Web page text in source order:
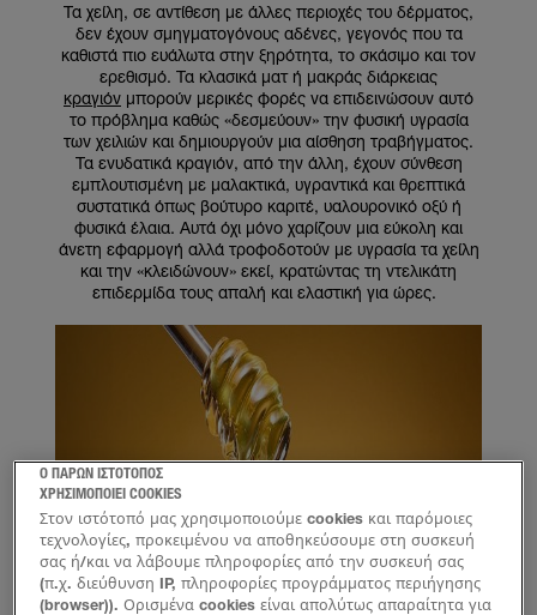
Τα χείλη, σε αντίθεση με άλλες περιοχές του δέρματος,
δεν έχουν σμηγματογόνους αδένες, γεγονός που τα
καθιστά πιο ευάλωτα στην ξηρότητα, το σκάσιμο και τον
ερεθισμό. Τα κλασικά ματ ή μακράς διάρκειας
κραγιόν μπορούν μερικές φορές να επιδεινώσουν αυτό
το πρόβλημα καθώς «δεσμεύουν» την φυσική υγρασία
των χειλιών και δημιουργούν μια αίσθηση τραβήγματος.
Τα ενυδατικά κραγιόν, από την άλλη, έχουν σύνθεση
εμπλουτισμένη με μαλακτικά, υγραντικά και θρεπτικά
συστατικά όπως βούτυρο καριτέ, υαλουρονικό οξύ ή
φυσικά έλαια. Αυτά όχι μόνο χαρίζουν μια εύκολη και
άνετη εφαρμογή αλλά τροφοδοτούν με υγρασία τα χείλη
και την «κλειδώνουν» εκεί, κρατώντας τη ντελικάτη
επιδερμίδα τους απαλή και ελαστική για ώρες.
Ο ΠΑΡΩΝ ΙΣΤΟΤΟΠΟΣ
ΧΡΗΣΙΜΟΠΟΙΕΙ COOKIES
Στον ιστότοπό μας χρησιμοποιούμε cookies και παρόμοιες
τεχνολογίες, προκειμένου να αποθηκεύσουμε στη συσκευή
σας ή/και να λάβουμε πληροφορίες από την συσκευή σας
(π.χ. διεύθυνση IP, πληροφορίες προγράμματος περιήγησης
(browser)). Ορισμένα cookies είναι απολύτως απαραίτητα για